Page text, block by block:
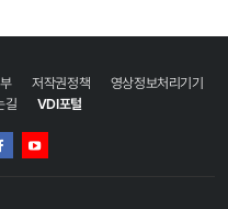
저작권정책
영상정보처리기기
길 VDI포털
타그램